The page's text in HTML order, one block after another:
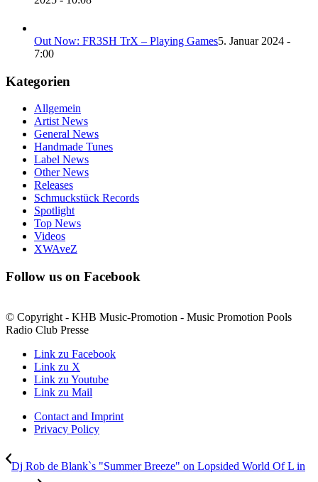
Out Now: FR3SH TrX – Playing Games5. Januar 2024 -
7:00
Kategorien
Allgemein
Artist News
General News
Handmade Tunes
Label News
Other News
Releases
Schmuckstück Records
Spotlight
Top News
Videos
XWAveZ
Follow us on Facebook
© Copyright - KHB Music-Promotion - Music Promotion Pools
Radio Club Presse
Link zu Facebook
Link zu X
Link zu Youtube
Link zu Mail
Contact and Imprint
Privacy Policy
Dj Rob de Blank`s "Summer Breeze" on Lopsided World Of L in